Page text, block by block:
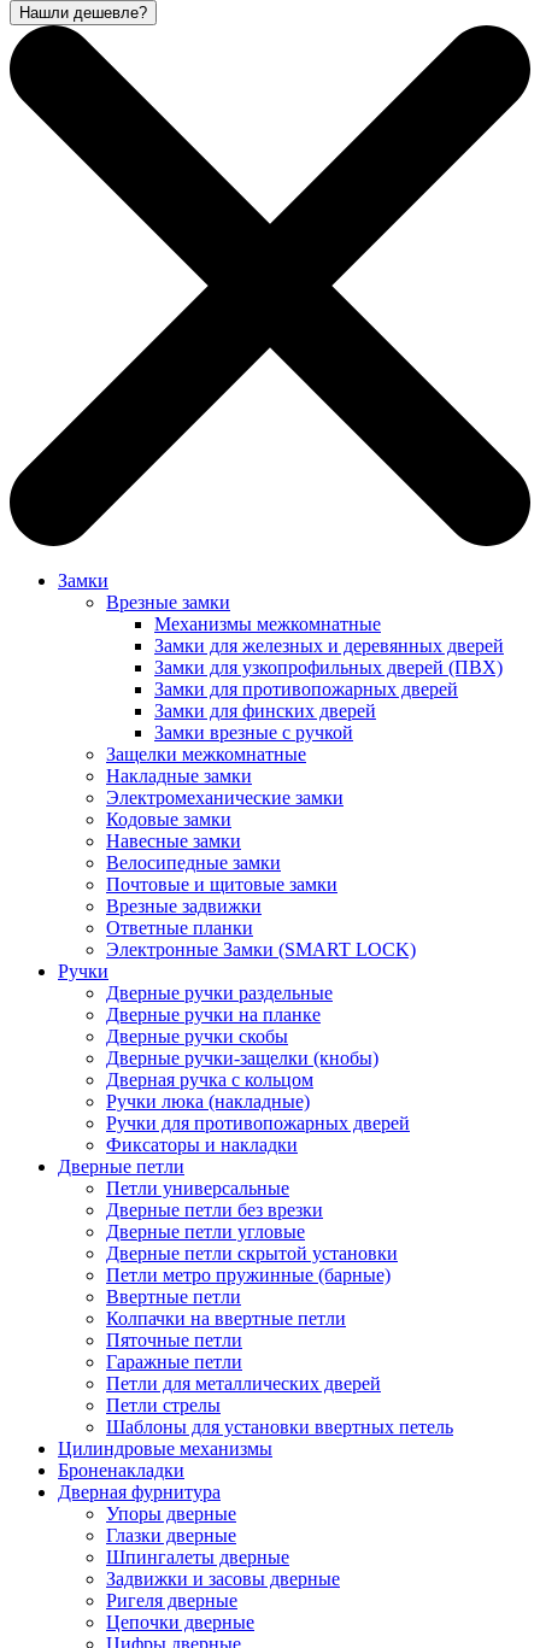
Нашли дешевле?
Замки
Врезные замки
Механизмы межкомнатные
Замки для железных и деревянных дверей
Замки для узкопрофильных дверей (ПВХ)
Замки для противопожарных дверей
Замки для финских дверей
Замки врезные с ручкой
Защелки межкомнатные
Накладные замки
Электромеханические замки
Кодовые замки
Навесные замки
Велосипедные замки
Почтовые и щитовые замки
Врезные задвижки
Ответные планки
Электронные Замки (SMART LOCK)
Ручки
Дверные ручки раздельные
Дверные ручки на планке
Дверные ручки скобы
Дверные ручки-защелки (кнобы)
Дверная ручка с кольцом
Ручки люка (накладные)
Ручки для противопожарных дверей
Фиксаторы и накладки
Дверные петли
Петли универсальные
Дверные петли без врезки
Дверные петли угловые
Дверные петли скрытой установки
Петли метро пружинные (барные)
Ввертные петли
Колпачки на ввертные петли
Пяточные петли
Гаражные петли
Петли для металлических дверей
Петли стрелы
Шаблоны для установки ввертных петель
Цилиндровые механизмы
Броненакладки
Дверная фурнитура
Упоры дверные
Глазки дверные
Шпингалеты дверные
Задвижки и засовы дверные
Ригеля дверные
Цепочки дверные
Цифры дверные